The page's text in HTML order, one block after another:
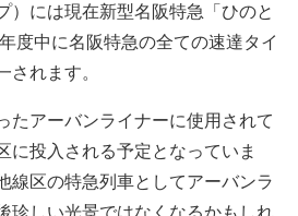
）には現在新型名阪特急「ひのと
度中に名阪特急の全ての速達タイ
されます。
たアーバンライナーに使用されて
に投入される予定となっていま
線区の特急列車としてアーバンラ
珍しい光景ではなくなるかもしれ